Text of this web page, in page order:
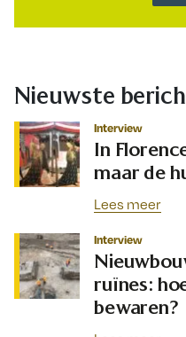
Nieuwste
Interview
In
maar de
Lees meer
Interview
ruïnes:
bewaren?